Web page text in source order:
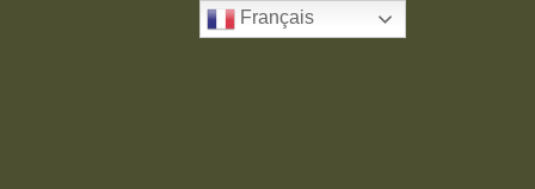
Français